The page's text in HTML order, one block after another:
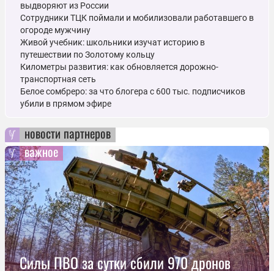
выдворяют из России
Сотрудники ТЦК поймали и мобилизовали работавшего в
огороде мужчину
Живой учебник: школьники изучат историю в
путешествии по Золотому кольцу
Километры развития: как обновляется дорожно-
транспортная сеть
Белое сомбреро: за что блогера с 600 тыс. подписчиков
убили в прямом эфире
новости партнеров
важное
Силы ПВО за сутки сбили 970 дронов